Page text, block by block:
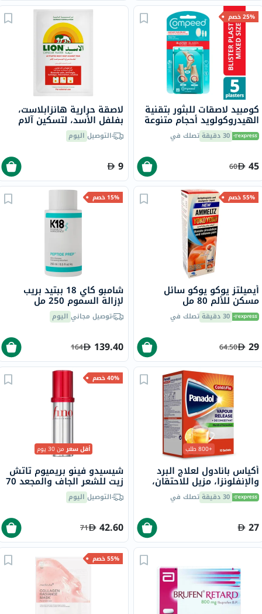
25% خصم
كومبيد لاصقات للبثور بتقنية
الهيدروكولويد أحجام متنوعة
حزمة من 5
30 دقيقة تصلك في
45
60
لاصقة حرارية هانزابلاست،
بفلفل الأسد، لتسكين آلام
العضلات
التوصيل اليوم
9
55% خصم
أيميلتز يوكو يوكو سائل
مسكن للألم 80 مل
30 دقيقة تصلك في
29
64.50
15% خصم
شامبو كاي 18 ببتيد بريب
لإزالة السموم 250 مل
توصيل مجاني اليوم
139.40
164
+800 طلب
أكياس بانادول لعلاج البرد
والإنفلونزا، مزيل للاحتقان،
بنكهة الليمون الساخن
30 دقيقة تصلك في
27
40% خصم
أقل سعرمن 30 يوم
شيسيدو فينو بريميوم تاتش
زيت للشعر الجاف والمجعد 70
ملالتوصيل اليوم
42.60
71
55% خصم